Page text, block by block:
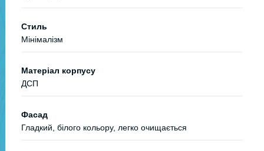
Стиль
Мінімалізм
Матеріал корпусу
ДСП
Фасад
Гладкий, білого кольору, легко очищається